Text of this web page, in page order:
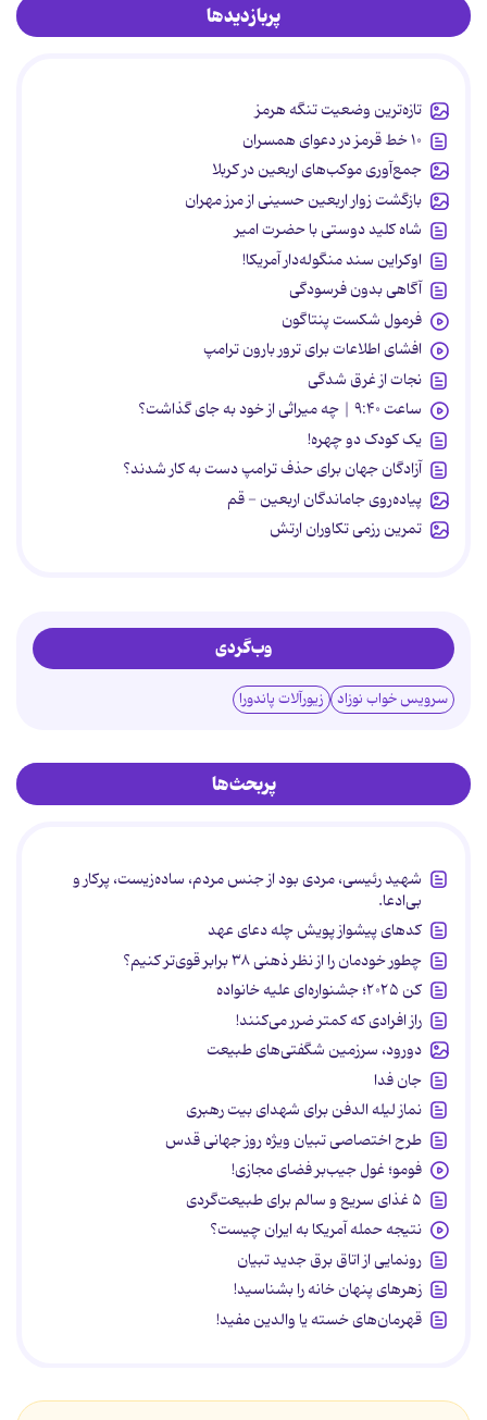
پربازدیدها
تازه‌ترین وضعیت تنگه هرمز
۱۰ خط قرمز در دعوای همسران
جمع‌آوری موکب‌های اربعین در کربلا
بازگشت زوار اربعین حسینی از مرز مهران
شاه کلید دوستی با حضرت امیر
اوکراین سند منگوله‌دار آمریکا!
آگاهی بدون فرسودگی
فرمول شکست پنتاگون
افشای اطلاعات برای ترور بارون ترامپ
نجات از غرق شدگی
ساعت ۹:۴۰ | چه میراثی از خود به جای گذاشت؟
یک کودک دو چهره!
آزادگان جهان برای حذف ترامپ دست به کار شدند؟
پیاده‌روی جاماندگان اربعین - قم
تمرین رزمی تکاوران ارتش
وب‌گردی
سرویس خواب نوزاد زیورآلات پاندورا
پربحث‌ها
شهید رئیسی، مردی بود از جنس مردم، ساده‌زیست، پرکار و
بی‌ادعا.
کدهای پیشواز پویش چله دعای عهد
چطور خودمان را از نظر ذهنی ۳۸ برابر قوی‌تر کنیم؟
کن ۲۰۲۵؛ جشنواره‌ای علیه خانواده
راز افرادی که کمتر ضرر می‌کنند!
دورود، سرزمین شگفتی‌های طبیعت
جان فدا
نماز لیله الدفن برای شهدای بیت رهبری
طرح اختصاصی تبیان ویژه روز جهانی قدس
فومو؛ غول جیب‌بر فضای مجازی!
۵ غذای سریع و سالم برای طبیعت‌گردی
نتیجه حمله آمریکا به ایران چیست؟
رونمایی از اتاق برق جدید تبیان
زهرهای پنهان خانه را بشناسید!
قهرمان‌های خسته یا والدین مفید!